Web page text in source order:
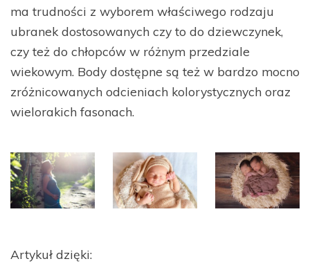
ma trudności z wyborem właściwego rodzaju
ubranek dostosowanych czy to do dziewczynek,
czy też do chłopców w różnym przedziale
wiekowym. Body dostępne są też w bardzo mocno
zróżnicowanych odcieniach kolorystycznych oraz
wielorakich fasonach.
Artykuł dzięki: